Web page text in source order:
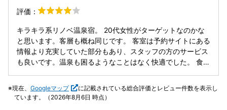
です。 畳スペースはそんな事なかったですが、ハンモックに
寝たらホコリが舞った。無理やり置いてるかんじなので、こ
れなら普通の椅子とスツールがいいなと思いました。 また、
他の方がハンガーに本をかけていることを指摘していました
が改善されていません。ただの針金ハンガーに干しているだ
けでオシャレに見えるわけでもないので雑な装飾にしか見え
ぎて、シャワーがお湯に入る感じでした。ついたてを取り付
けるなど対策したほうがいいと思います。 脱衣所が髪の毛だ
取ってるのか？と心配になる。そもそもここは「本をモチー
宿」ではないと思う。部屋で夜読書しようとしたが、光量の
強い巨大懐中電灯のようなライトしかないとか。 食事含め飲
食全てオールインクルージブの宿だが、飲み物の飲み放題が
食堂で、気軽に夜に行ける場所になく、時間も微妙、。食事
中しか利用しなかったが、お酒の種類は豊富な方かも。 浴室
は「ステンドグラス」を謳っているが、古い窓ガラスにステ
ンドグラス風シールが貼ってあるだけ。お湯は気持ちがいい
てくれる素晴らしい旅館だなぁと感じました！ 個人的にちょ
っと思った所は 小説は読み切れないので短編で読める本がも
っとあれば良かったかなぁと思いました！ あと車で来た際は
場所がわかりにくいので困りました
評価：
キラキラ系リノベ温泉宿。 20代女性がターゲットなのかな
と思います。客層も概ね同じです。 客室は予約サイトにある
情報より充実していた部分もあり、スタッフの方のサービス
も良いです。温泉も困るようなことはなく快適でした。 食事
されていると思いますが、 品質はちょっと気になるところが
あるので外で召し上がられるのもありかなと思います。
現在、 Googleマップ
に記載されている総合評価とレビュー件数を表示し
ています。（2026年8月6日 時点）